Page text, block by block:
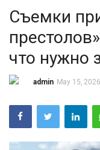
Контакты
Правила
Экономика
Съемки
что нужно
admin May 15,